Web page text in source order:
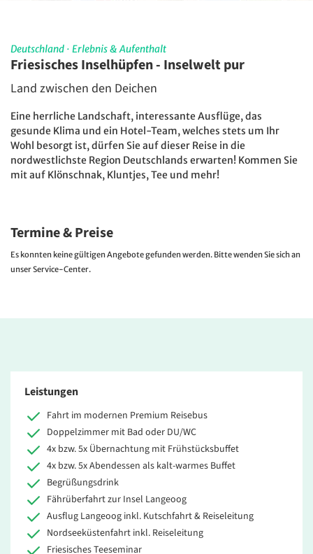
Deutschland · Erlebnis & Aufenthalt
Friesisches Inselhüpfen - Inselwelt pur
Land zwischen den Deichen
Eine herrliche Landschaft, interessante Ausflüge, das
gesunde Klima und ein Hotel-Team, welches stets um Ihr
Wohl besorgt ist, dürfen Sie auf dieser Reise in die
nordwestlichste Region Deutschlands erwarten! Kommen Sie
mit auf Klönschnak, Kluntjes, Tee und mehr!
Termine & Preise
Es konnten keine gültigen Angebote gefunden werden. Bitte wenden Sie sich an
unser Service-Center.
Leistungen
Fahrt im modernen Premium Reisebus
Doppelzimmer mit Bad oder DU/WC
4x bzw. 5x Übernachtung mit Frühstücksbuffet
4x bzw. 5x Abendessen als kalt-warmes Buffet
Begrüßungsdrink
Fährüberfahrt zur Insel Langeoog
Ausflug Langeoog inkl. Kutschfahrt & Reiseleitung
Nordseeküstenfahrt inkl. Reiseleitung
Friesisches Teeseminar